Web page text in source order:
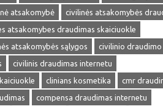
atsakomybė
civilinės atsakomybės
atsakomybes draudimas skaiciuokle
atsakomybės sąlygos
civilinio draudimo
civilinis draudimas internetu
clinians kosmetika
cmr
compensa draudimas internetu